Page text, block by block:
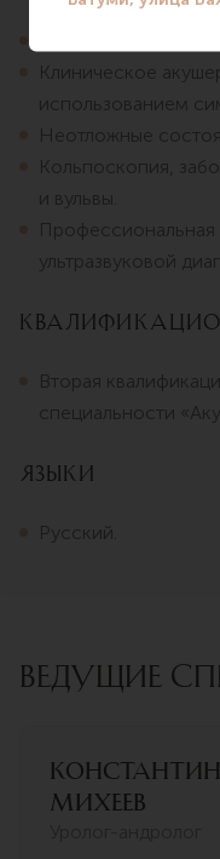
Клиническое
использованием
Неотложные
Кольпоскопия,
и вульвы.
Профессиональная
ультразвуковой
Вторая
специальности
Языки
Русский.
ВЕДУЩИЕ
Константин
Михеев